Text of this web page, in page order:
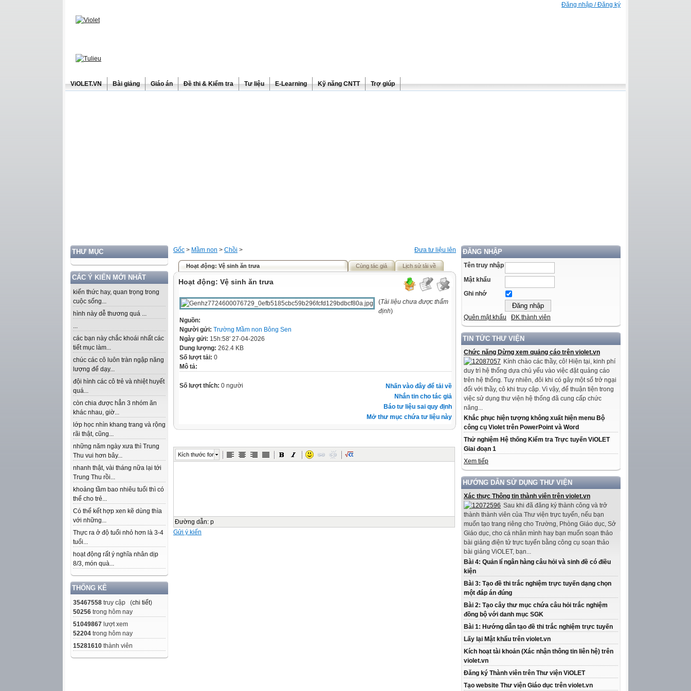
Đăng nhập / Đăng ký
ViOLET.VN Bài giảng Giáo án Đề thi & Kiểm tra Tư liệu E-Learning Kỹ năng CNTT Trợ giúp
THƯ MỤC
CÁC Ý KIẾN MỚI NHẤT
kiến thức hay, quan trọng trong
cuộc sống...
hình này dễ thương quá ...
...
các bạn này chắc khoái nhất các
tiết mục làm...
chúc các cô luôn tràn ngập năng
lượng để dạy...
đội hình các cô trẻ và nhiệt huyết
quá...
còn chia được hẳn 3 nhóm ăn
khác nhau, giờ...
lớp học nhìn khang trang và rộng
rãi thật, cũng...
những năm ngày xưa thì Trung
Thu vui hơn bây...
nhanh thật, vài tháng nữa lại tới
Trung Thu rồi...
khoảng tầm bao nhiêu tuổi thì có
thể cho trẻ...
Có thể kết hợp xen kẽ dùng thìa
với những...
Thực ra ở độ tuổi nhỏ hơn là 3-4
tuổi...
hoạt động rất ý nghĩa nhân dịp
8/3, món quà...
THỐNG KÊ
35467558 truy cập (chi tiết)
50256 trong hôm nay
51049867 lượt xem
52204 trong hôm nay
15281610 thành viên
ĐĂNG NHẬP
Tên truy nhập
Mật khẩu
Ghi nhớ
Quên mật khẩu ĐK thành viên
TIN TỨC THƯ VIỆN
Chức năng Dừng xem quảng cáo trên violet.vn
Kính chào các thầy, cô! Hiện tại, kinh phí
duy trì hệ thống dựa chủ yếu vào việc đặt quảng cáo
trên hệ thống. Tuy nhiên, đôi khi có gây một số trở ngại
đối với thầy, cô khi truy cập. Vì vậy, để thuận tiện trong
việc sử dụng thư viện hệ thống đã cung cấp chức
năng...
Khắc phục hiện tượng không xuất hiện menu Bộ
công cụ Violet trên PowerPoint và Word
Thử nghiệm Hệ thống Kiểm tra Trực tuyến ViOLET
Giai đoạn 1
Xem tiếp
HƯỚNG DẪN SỬ DỤNG THƯ VIỆN
Xác thực Thông tin thành viên trên violet.vn
Sau khi đã đăng ký thành công và trở
thành thành viên của Thư viện trực tuyến, nếu bạn
muốn tạo trang riêng cho Trường, Phòng Giáo dục, Sở
Giáo dục, cho cá nhân mình hay bạn muốn soạn thảo
bài giảng điện tử trực tuyến bằng công cụ soạn thảo
bài giảng ViOLET, bạn...
Bài 4: Quản lí ngân hàng câu hỏi và sinh đề có điều
kiện
Bài 3: Tạo đề thi trắc nghiệm trực tuyến dạng chọn
một đáp án đúng
Bài 2: Tạo cây thư mục chứa câu hỏi trắc nghiệm
đồng bộ với danh mục SGK
Bài 1: Hướng dẫn tạo đề thi trắc nghiệm trực tuyến
Lấy lại Mật khẩu trên violet.vn
Kích hoạt tài khoản (Xác nhận thông tin liên hệ) trên
violet.vn
Đăng ký Thành viên trên Thư viện ViOLET
Tạo website Thư viện Giáo dục trên violet.vn
Đưa tư liệu lên
Gốc > Mầm non > Chồi >
Hoạt động: Vệ sinh ăn trưa Cùng tác giả Lịch sử tải về
Hoạt động: Vệ sinh ăn trưa
(Tài liệu chưa được thẩm
định)
Nguồn:
Người gửi: Trường Mầm non Bông Sen
Ngày gửi: 15h:58' 27-04-2026
Dung lượng: 262.4 KB
Số lượt tải: 0
Mô tả:
Nhấn vào đây để tải về
Nhắn tin cho tác giả
Báo tư liệu sai quy định
Mở thư mục chứa tư liệu này
Số lượt thích: 0 người
Kích thước font
Đường dẫn: p
Gửi ý kiến